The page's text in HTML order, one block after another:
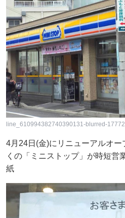
line_610994382740390131-blurred-
4月24日(金)にリニューアルオ
くの「ミニストップ」が時短営
紙